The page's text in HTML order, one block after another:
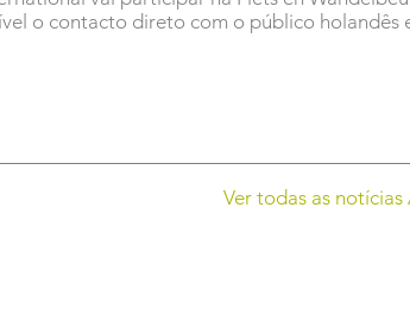
o contacto direto com o público holandês
Ver todas as